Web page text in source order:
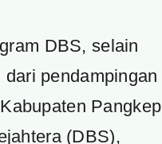
DBS, selain
pendampingan
Pangkep
(DBS),